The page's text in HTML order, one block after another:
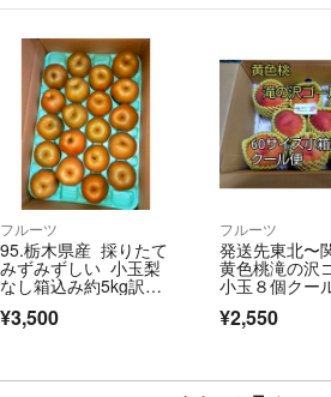
フルーツ
95.栃木県産 採りたて
みずみずしい 小玉梨
なし箱込み約5kg訳あ
り家庭用玉数お任せ
¥3,500
フルーツ
発送先東北〜
黄色桃滝の沢
小玉８個クー
¥2,550